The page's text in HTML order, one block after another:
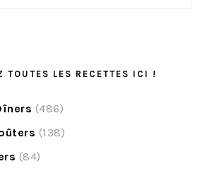
TOUTES LES RECETTES ICI !
(486)
(138)
(84)